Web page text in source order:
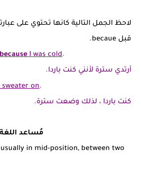
لاحظ الجمل التالية كانها تحتوي على
قبل becaue.
becauseI was cold.
أرتدي سترة لأنني كنت باردا.
on.
كنت باردا ، لذلك وضعت سترة.
Language assistant مُساعد اللغة
in mid-position, between two